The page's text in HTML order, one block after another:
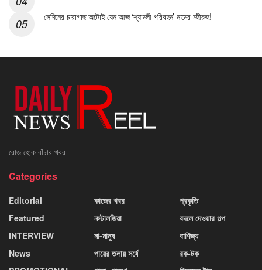
সেদিনের চারাগাছ অটোই যেন আজ ‘শ্যামলী পরিবহন’ নামের মহীরুহ!
রোজ হোক বাঁচার খবর
Categories
Editorial
Featured
INTERVIEW
News
কাজের খবর
নস্টালজিয়া
না-মানুষ
পায়ের তলায় সর্ষে
প্রকৃতি
বদলে দেওয়ার গল্প
বাণিজ্য
রক-টক